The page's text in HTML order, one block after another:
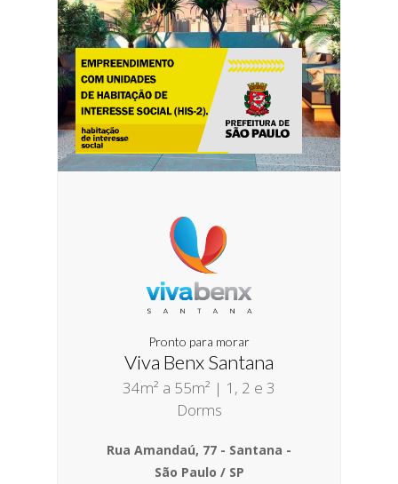
Pronto para morar
Viva Benx Santana
34m² a 55m² | 1, 2 e 3
Dorms
Rua Amandaú, 77 - Santana -
São Paulo / SP